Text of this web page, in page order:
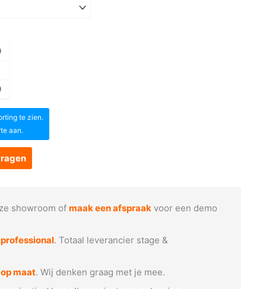
te zien.
aan.
showroom ofmaak een afspraak voor een demo
professional. Totaal leverancier stage &
maat. Wij denken graag met je mee.